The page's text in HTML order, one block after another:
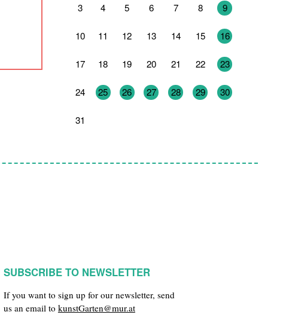
3 4 5 6 7 8 9
10 11 12 13 14 15 16
17 18 19 20 21 22 23
24 25 26 27 28 29 30
31
SUBSCRIBE TO NEWSLETTER
If you want to sign up for our newsletter, send
us an email to kunstGarten@mur.at